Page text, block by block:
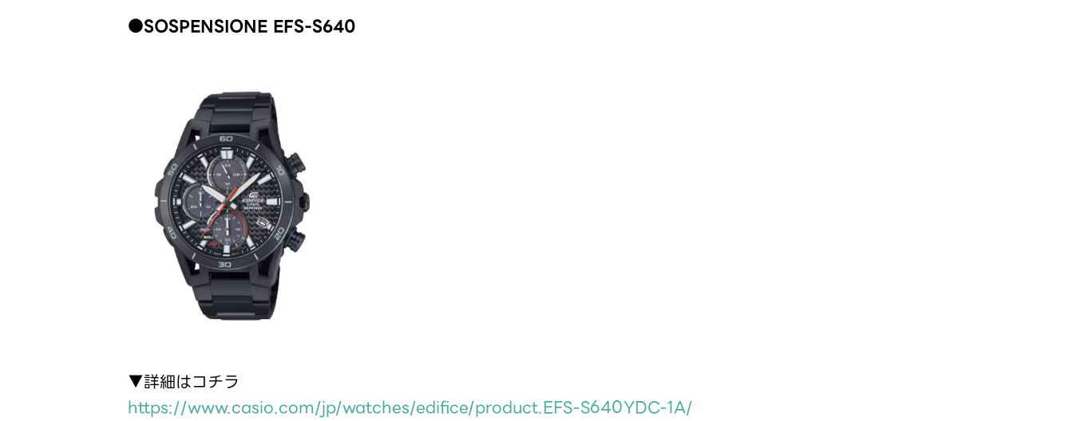
●SOSPENSIONE EFS-S640
▼詳細はコチラ
https://www.casio.com/jp/watches/edifice/product.EFS-S640YDC-1A/